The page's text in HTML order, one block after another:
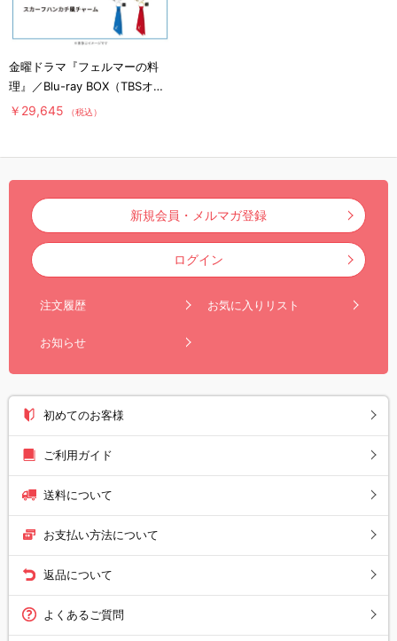
金曜ドラマ『フェルマーの料
理』／Blu-ray BOX（TBSオリ
ジナル特典付き・送料無料・4
￥29,645 （税込）
新規会員・メルマガ登録
ログイン
注文履歴 お気に入りリスト
お知らせ
初めてのお客様
ご利用ガイド
送料について
お支払い方法について
返品について
よくあるご質問